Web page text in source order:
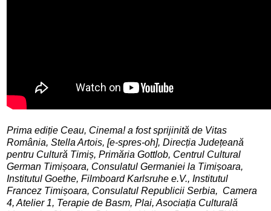
Prima ediție Ceau, Cinema! a fost sprijinită de Vitas
România, Stella Artois, [e-spres-oh], Direcția Județeană
pentru Cultură Timiș, Primăria Gottlob, Centrul Cultural
German Timișoara, Consulatul Germaniei la Timișoara,
Institutul Goethe, Filmboard Karlsruhe e.V., Institutul
Francez Timișoara, Consulatul Republicii Serbia, Camera
4, Atelier 1, Terapie de Basm, Plai, Asociația Culturală